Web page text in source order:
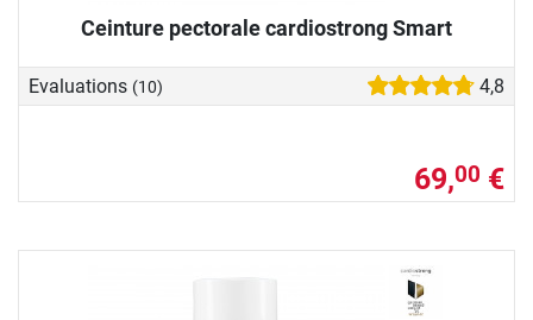
Ceinture pectorale cardiostrong Smart
Evaluations (10) 4,8
69,00 €